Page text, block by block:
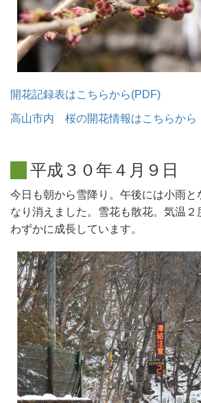
開花記録表はこちらから(PDF)
高山市内 桜の開花情報はこちらから
平成 ３ ０年 ４ 月 ９ 日
今日も朝から雪降り。午後には小雨と
なり消えました。雪花も散花。気温２
わずかに成長しています。